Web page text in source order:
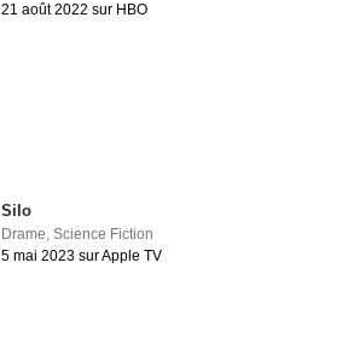
21 août 2022 sur HBO
Silo
Drame ,Science Fiction
5 mai 2023 sur Apple TV